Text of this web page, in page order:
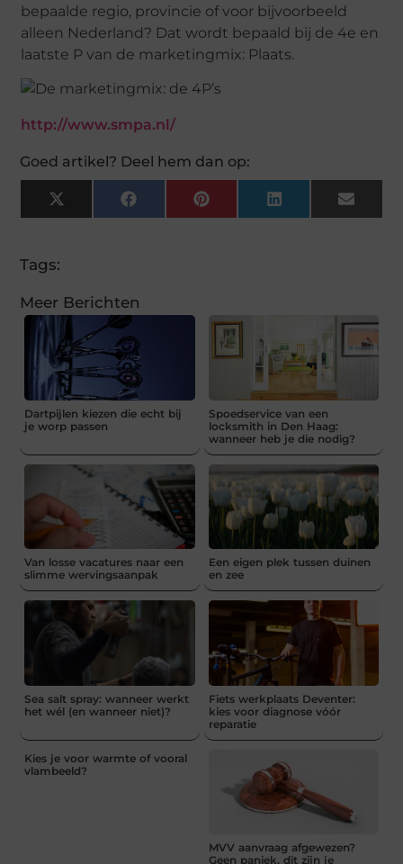
bepaalde regio, provincie of voor bijvoorbeeld
alleen Nederland? Dat wordt bepaald bij de 4e en
laatste P van de marketingmix: Plaats.
http://www.smpa.nl/
Goed artikel? Deel hem dan op:
X
(Twitter)
FacebookPinterestLinkedInEmail
Tags:
Meer Berichten
Dartpijlen kiezen die echt bij
je worp passen
Spoedservice van een
locksmith in Den Haag:
wanneer heb je die nodig?
Van losse vacatures naar een
slimme wervingsaanpak
Een eigen plek tussen duinen
en zee
Sea salt spray: wanneer werkt
het wél (en wanneer niet)?
Fiets werkplaats Deventer:
kies voor diagnose vóór
reparatie
Kies je voor warmte of vooral
vlambeeld?
MVV aanvraag afgewezen?
Geen paniek, dit zijn je